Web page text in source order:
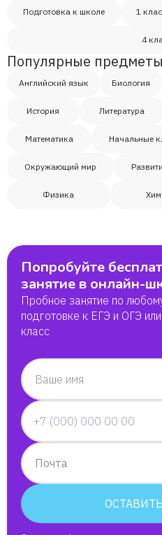
Подготовка к школе 1
4
Популярные предметы
Английский язык Биология
История Литература
Математика Начальные
Окружающий мир
Физика
Попробуйте
занятие в онлайн-
Пробное занятие по
подготовке к ЕГЭ и ОГЭ
класс
Ваше имя
Почта